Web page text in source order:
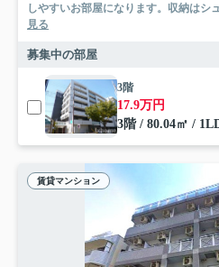
しやすいお部屋になります。収納はシ
見る
募集中の部屋
3階
17.9万円
3階 / 80.04㎡ /
賃貸マンション